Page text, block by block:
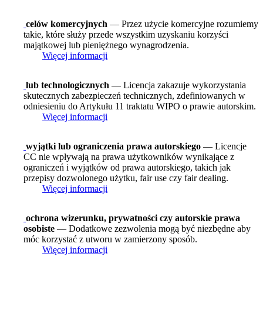
celów komercyjnych — Przez użycie komercyjne rozumiemy
takie, które służy przede wszystkim uzyskaniu korzyści
majątkowej lub pieniężnego wynagrodzenia.
Więcej informacji
lub technologicznych — Licencja zakazuje wykorzystania
skutecznych zabezpieczeń technicznych, zdefiniowanych w
odniesieniu do Artykułu 11 traktatu WIPO o prawie autorskim.
Więcej informacji
wyjątki lub ograniczenia prawa autorskiego — Licencje
CC nie wpływają na prawa użytkowników wynikające z
ograniczeń i wyjątków od prawa autorskiego, takich jak
przepisy dozwolonego użytku, fair use czy fair dealing.
Więcej informacji
ochrona wizerunku, prywatności czy autorskie prawa
osobiste — Dodatkowe zezwolenia mogą być niezbędne aby
móc korzystać z utworu w zamierzony sposób.
Więcej informacji